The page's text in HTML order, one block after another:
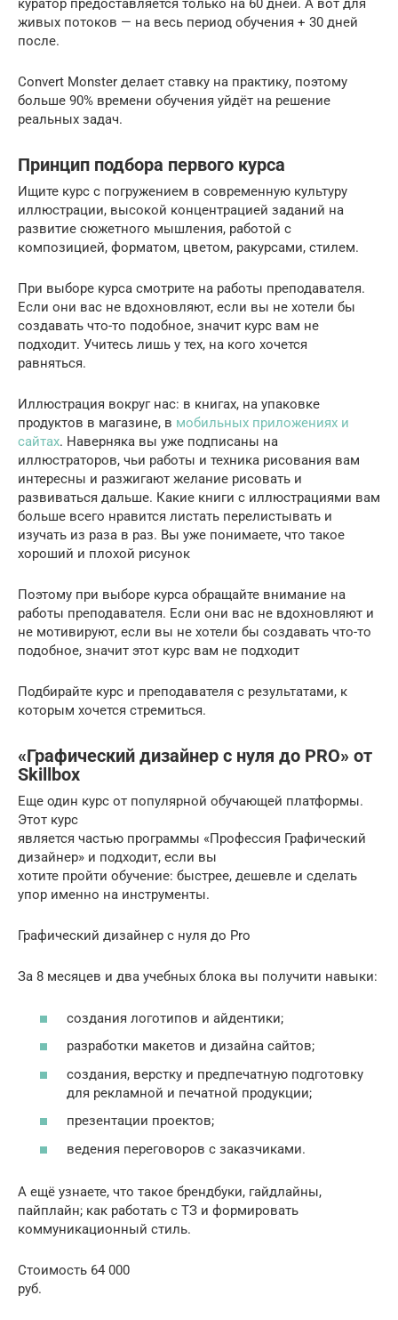
куратор предоставляется только на 60 дней. А вот для
живых потоков — на весь период обучения + 30 дней
после.
Convert Monster делает ставку на практику, поэтому
больше 90% времени обучения уйдёт на решение
реальных задач.
Принцип подбора первого курса
Ищите курс с погружением в современную культуру
иллюстрации, высокой концентрацией заданий на
развитие сюжетного мышления, работой с
композицией, форматом, цветом, ракурсами, стилем.
При выборе курса смотрите на работы преподавателя.
Если они вас не вдохновляют, если вы не хотели бы
создавать что-то подобное, значит курс вам не
подходит. Учитесь лишь у тех, на кого хочется
равняться.
Иллюстрация вокруг нас: в книгах, на упаковке
продуктов в магазине, в мобильных приложениях и
сайтах. Наверняка вы уже подписаны на
иллюстраторов, чьи работы и техника рисования вам
интересны и разжигают желание рисовать и
развиваться дальше. Какие книги с иллюстрациями вам
больше всего нравится листать перелистывать и
изучать из раза в раз. Вы уже понимаете, что такое
хороший и плохой рисунок
Поэтому при выборе курса обращайте внимание на
работы преподавателя. Если они вас не вдохновляют и
не мотивируют, если вы не хотели бы создавать что-то
подобное, значит этот курс вам не подходит
Подбирайте курс и преподавателя с результатами, к
которым хочется стремиться.
«Графический дизайнер с нуля до PRO» от
Skillbox
Еще один курс от популярной обучающей платформы.
Этот курс
является частью программы «Профессия Графический
дизайнер» и подходит, если вы
хотите пройти обучение: быстрее, дешевле и сделать
упор именно на инструменты.
Графический дизайнер с нуля до Pro
За 8 месяцев и два учебных блока вы получити навыки:
создания логотипов и айдентики;
разработки макетов и дизайна сайтов;
создания, верстку и предпечатную подготовку
для рекламной и печатной продукции;
презентации проектов;
ведения переговоров с заказчиками.
А ещё узнаете, что такое брендбуки, гайдлайны,
пайплайн; как работать с ТЗ и формировать
коммуникационный стиль.
Стоимость 64 000
руб.